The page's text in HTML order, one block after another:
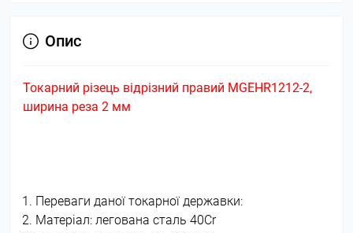
Опис
Токарний різець відрізний правий MGEHR1212-2,
ширина реза 2 мм
Переваги даної токарної державки:
Матеріал: легована сталь 40Cr